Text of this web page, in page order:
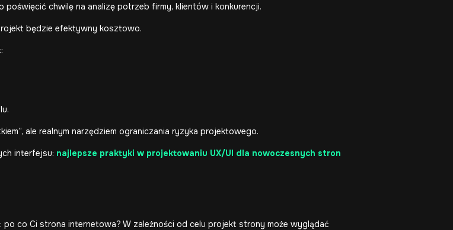
chwilę na analizę potrzeb firmy, klientów i konkurencji.
będzie efektywny kosztowo.
ale realnym narzędziem ograniczania ryzyka projektowego.
interfejsu: najlepsze praktyki w projektowaniu UX/UI dla nowoczesnych stron
co Ci strona internetowa? W zależności od celu projekt strony może wyglądać